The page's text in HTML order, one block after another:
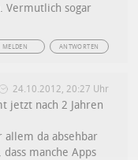
Vermutlich sogar
ANTWORTEN
MELDEN
24.10.2012, 20:27 Uhr
jetzt nach 2 Jahren
allem da absehbar
manche Apps